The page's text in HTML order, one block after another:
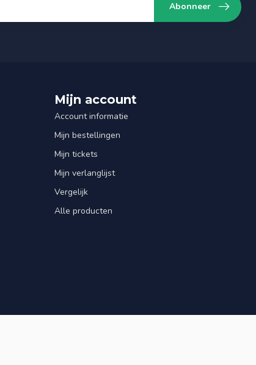
Abonneer
Mijn account
Account informatie
Mijn bestellingen
Mijn tickets
Mijn verlanglijst
Vergelijk
Alle producten